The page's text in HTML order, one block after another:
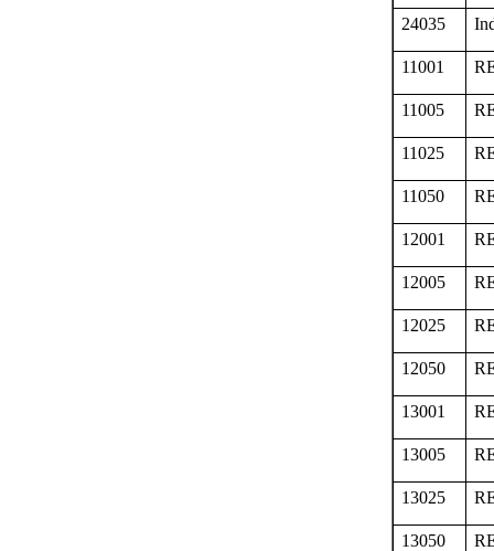
24035
11001
11005
11025
11050
12001
12005
12025
12050
13001
13005
13025
13050